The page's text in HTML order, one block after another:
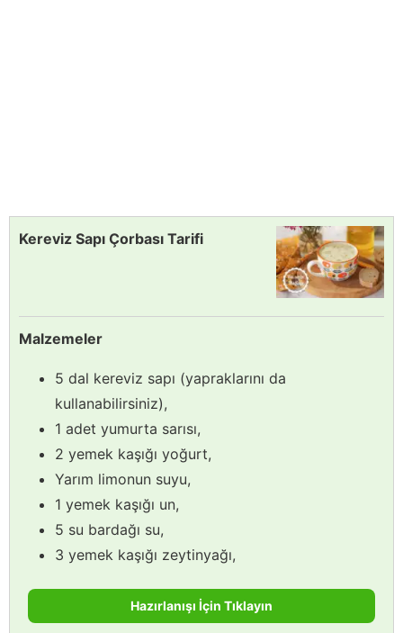
Kereviz Sapı Çorbası Tarifi
Malzemeler
5 dal kereviz sapı (yapraklarını da
kullanabilirsiniz),
1 adet yumurta sarısı,
2 yemek kaşığı yoğurt,
Yarım limonun suyu,
1 yemek kaşığı un,
5 su bardağı su,
3 yemek kaşığı zeytinyağı,
Hazırlanışı İçin Tıklayın